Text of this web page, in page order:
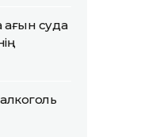
ағын суда